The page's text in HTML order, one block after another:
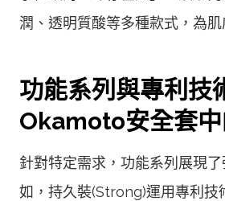
潤、透明質酸等多種款式，為肌
功能系列與專利技
Okamoto安全套中
針對特定需求，功能系列展現
如，持久裝(Strong)運用專利技